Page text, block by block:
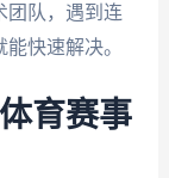
团队，遇到连
快速解决。
育赛事